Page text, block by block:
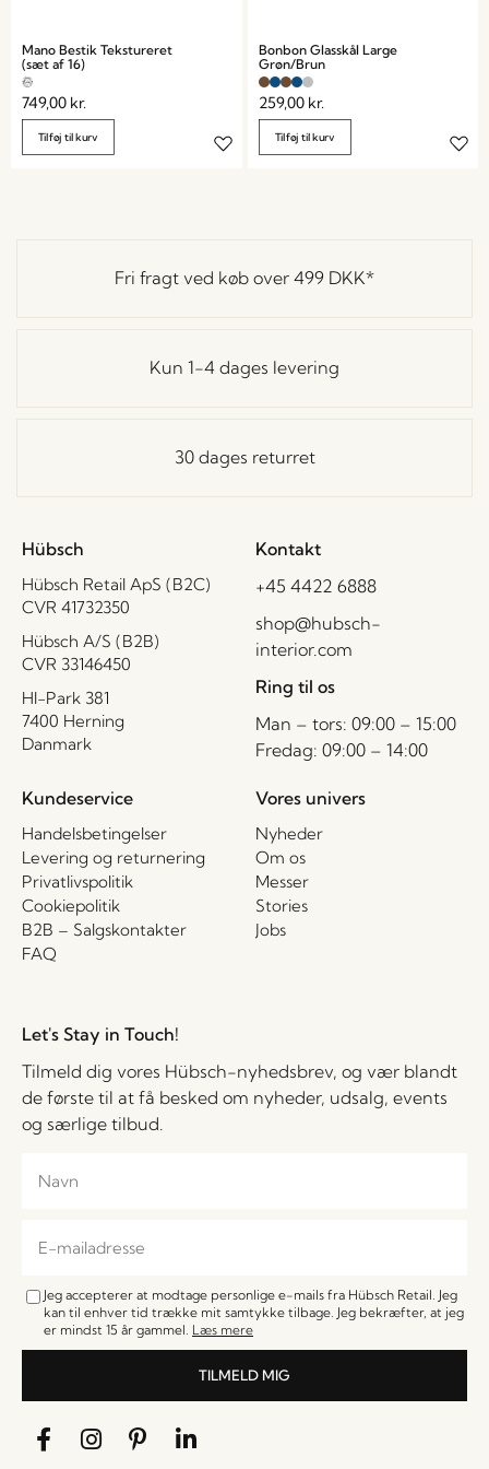
Mano Bestik Tekstureret
(sæt af 16)
749,00 kr.
Tilføj til kurv
Bonbon Glasskål Large
Grøn/Brun
259,00 kr.
Tilføj til kurv
Fri fragt ved køb over 499 DKK*
Kun 1-4 dages levering
30 dages returret
Hübsch
Hübsch Retail ApS (B2C)
CVR 41732350
Hübsch A/S (B2B)
CVR 33146450
HI-Park 381
7400 Herning
Danmark
Kontakt
+45 4422 6888
shop@hubsch-
interior.com
Ring til os
Man – tors: 09:00 – 15:00
Fredag: 09:00 – 14:00
Kundeservice
Handelsbetingelser
Levering og returnering
Privatlivspolitik
Cookiepolitik
B2B – Salgskontakter
FAQ
Vores univers
Nyheder
Om os
Messer
Stories
Jobs
Let's Stay in Touch!
Tilmeld dig vores Hübsch-nyhedsbrev, og vær blandt
de første til at få besked om nyheder, udsalg, events
og særlige tilbud.
Jeg accepterer at modtage personlige e-mails fra Hübsch Retail. Jeg
kan til enhver tid trække mit samtykke tilbage. Jeg bekræfter, at jeg
er mindst 15 år gammel. Læs mere
TILMELD MIG